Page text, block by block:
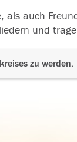
auch
und
zu werden.